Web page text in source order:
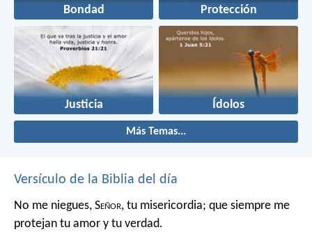
Bondad Protección
Justicia Ídolos
Más Temas...
Versículo de la Biblia del día
No me niegues, Señor, tu misericordia; que siempre me
protejan tu amor y tu verdad.